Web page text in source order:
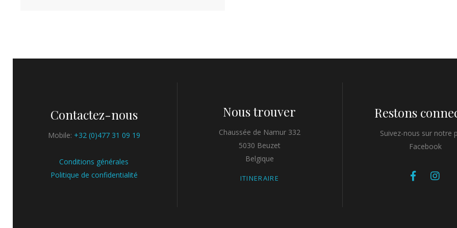
Contactez-nous
Mobile: +32 (0)477 31 09 19
Conditions générales
Politique de confidentialité
Nous trouver
Chaussée de Namur 332
5030 Beuzet
Belgique
ITINERAIRE
Restons
Suivez-nous sur notre
Facebook